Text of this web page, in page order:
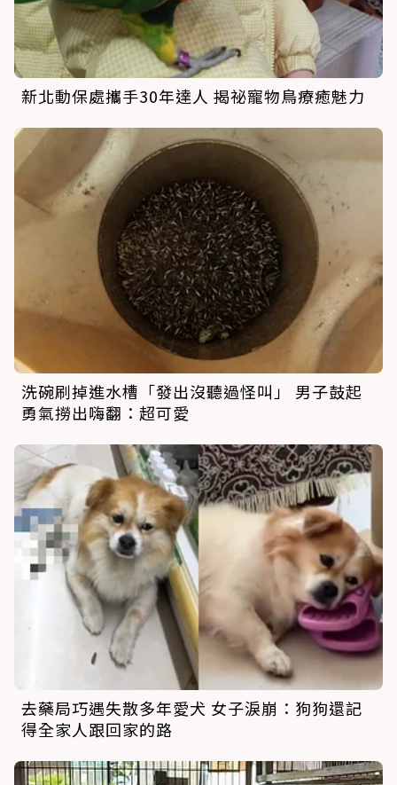
新北動保處攜手30年達人 揭祕寵物鳥療癒魅力
洗碗刷掉進水槽「發出沒聽過怪叫」 男子鼓起
勇氣撈出嗨翻：超可愛
去藥局巧遇失散多年愛犬 女子淚崩：狗狗還記
得全家人跟回家的路